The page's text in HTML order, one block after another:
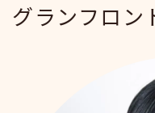
グランフロン